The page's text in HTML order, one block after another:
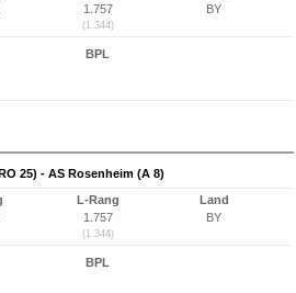
1.757
(1.344)
BY
BPL
25) - AS Rosenheim (A 8)
L-Rang
1.757
(1.344)
Land
BY
BPL